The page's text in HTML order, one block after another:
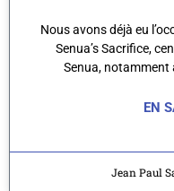
Nous avons déjà eu
Senua’s Sacrifice,
Senua, notamment
EN
Jean Paul